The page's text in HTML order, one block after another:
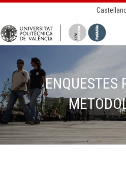
ENQUESTES